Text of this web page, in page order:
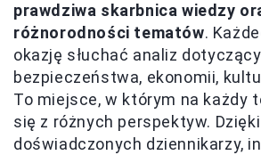
prawdziwa skarbnica wiedzy
różnorodności tematów.
okazję słuchać analiz
bezpieczeństwa, ekonomii,
To miejsce, w którym na każdy
się z różnych perspektyw.
doświadczonych dziennikarzy,